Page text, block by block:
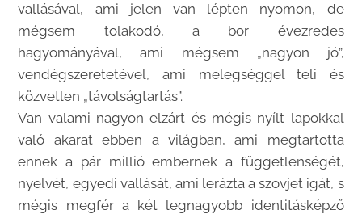
vallásával, ami jelen van lépten nyomon, de
mégsem tolakodó, a bor évezredes
hagyományával, ami mégsem „nagyon jó”,
vendégszeretetével, ami melegséggel teli és
közvetlen „távolságtartás”.
Van valami nagyon elzárt és mégis nyílt lapokkal
való akarat ebben a világban, ami megtartotta
ennek a pár millió embernek a függetlenségét,
nyelvét, egyedi vallását, ami lerázta a szovjet igát, s
mégis megfér a két legnagyobb identitásképző